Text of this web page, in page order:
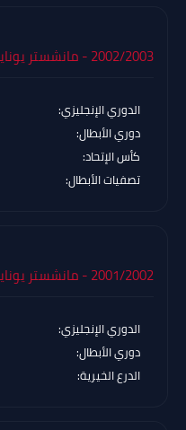
2002/2003 - مانشستر يونايتد
الدوري الإنجليزي:
دوري الأبطال:
كأس الإتحاد:
تصفيات الأبطال:
2001/2002 - مانشستر يونايتد
الدوري الإنجليزي:
دوري الأبطال:
الدرع الخيرية: